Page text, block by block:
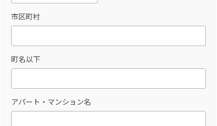
市区町村
町名以下
アパート・マンション名